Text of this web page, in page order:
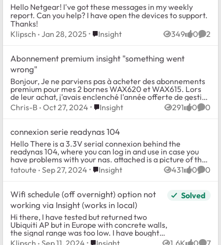
Hello Netgear! I've got these messages in my weekly
report. Can you help? I have open the devices to support.
Thanks!
Klipsch Jan 28, 2025 Place Insight
Insight 349
Views 0
likes 2
Abonnement premium insight "something went
wrong"
Bonjour, Je ne parviens pas à acheter des abonnements
premium pour mes 2 bornes WAX620 et WAX615. Lors
de leur achat, j'avais enclenché l'année offerte de gestion
insight MAIS avec l'abonnement "PR...
Chris-B Oct 27, 2024 Place Insight
Insight 291
Views 0
likes 0
connexion serie readynas 104
Hello There is a 3.3V serial connexion behind the
readynas 104, where you can log in and use in case you
have problems with your nas. attached is a picture of the
pins top left : RX top right: T...
tatoute Sep 27, 2024 Place Insight
Insight 431
Views 0
likes 0
Wifi schedule (off overnight) option not
working via Insight (works in local)
Hi there, I have tested but returned two
Ubiquiti AP but in Europe with concrete walls,
the signal range was too low. I have bought
two Netgear devices, WAX 625 (AP Wan + 1
Solved
Klipsch Sep 11, 2024 Place Insight
Insight 1.6K 0 7